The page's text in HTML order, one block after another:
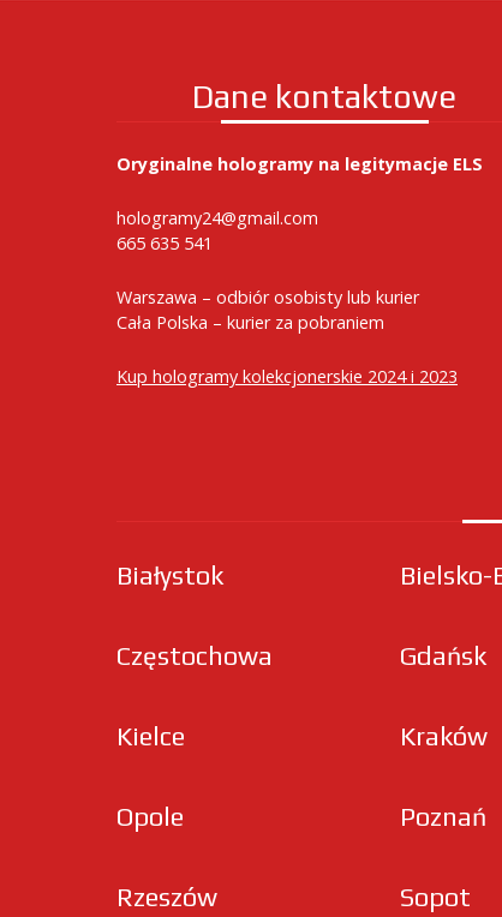
Dane kontaktowe
Oryginalne hologramy na legitymacje ELS
hologramy24@gmail.com
665 635 541
Warszawa – odbiór osobisty lub kurier
Cała Polska – kurier za pobraniem
Kup hologramy kolekcjonerskie 2024 i 2023
Białystok Bielsko-
Częstochowa Gdańsk
Kielce Kraków
Opole Poznań
Rzeszów Sopot